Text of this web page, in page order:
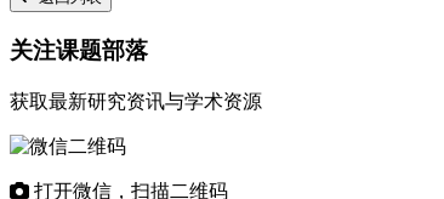
关注课题部落
获取最新研究资讯与学术资源
打开微信，扫描二维码